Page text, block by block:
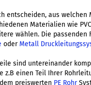
entscheiden, aus
Materialien wie
wählen. Die
oder Metall
sind untereinander
z.B einen Teil Ihrer
preiswerten PE Rohr